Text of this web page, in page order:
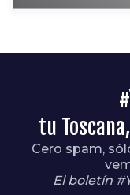
tu
Cero spam,
El boletín